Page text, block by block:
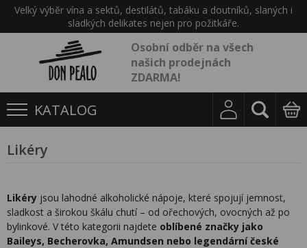
Velký výběr vína a sektů, destilátů, tabáku a doutníků, slaných i
sladkých delikates nejen pro požitkáře.
Osobní odběr na všech
našich prodejnách
ZDARMA!
KATALOG
Likéry
Likéry jsou lahodné alkoholické nápoje, které spojují jemnost,
sladkost a širokou škálu chutí – od ořechových, ovocných až po
bylinkové. V této kategorii najdete oblíbené značky jako
Baileys, Becherovka, Amundsen nebo legendární české